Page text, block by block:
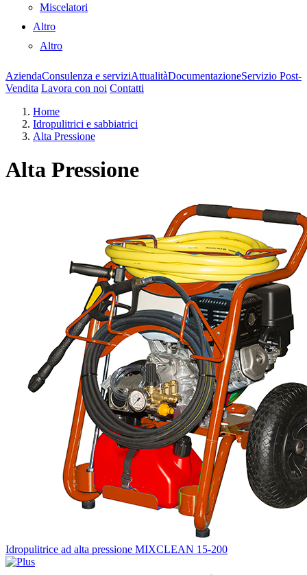
Miscelatori
Altro
Altro
AziendaConsulenza e serviziAttualitàDocumentazioneServizio Post-
Vendita Lavora con noi Contatti
Home
Idropulitrici e sabbiatrici
Alta Pressione
Alta Pressione
Idropulitrice ad alta pressione MIXCLEAN 15-200